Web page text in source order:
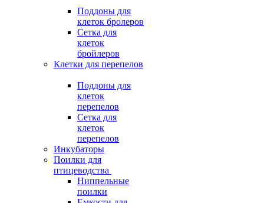
Поддоны для
клеток бролеров
Сетка для
клеток
бройлеров
Клетки для перепелов
Поддоны для
клеток
перепелов
Сетка для
клеток
перепелов
Инкубаторы
Поилки для
птицеводства
Ниппельные
поилки